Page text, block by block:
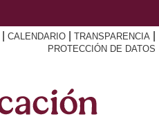
CALENDARIO TRANSPARENCIA
PROTECCIÓN DE DATOS